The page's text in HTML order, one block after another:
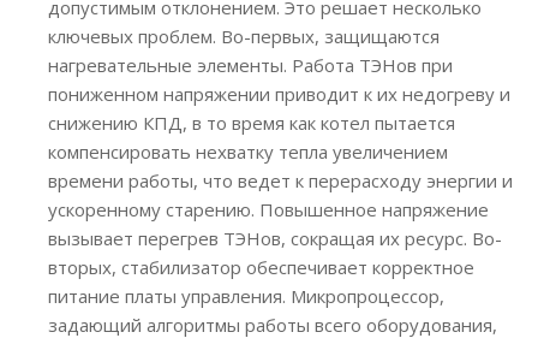
допустимым отклонением. Это решает несколько
ключевых проблем. Во-первых, защищаются
нагревательные элементы. Работа ТЭНов при
пониженном напряжении приводит к их недогреву и
снижению КПД, в то время как котел пытается
компенсировать нехватку тепла увеличением
времени работы, что ведет к перерасходу энергии и
ускоренному старению. Повышенное напряжение
вызывает перегрев ТЭНов, сокращая их ресурс. Во-
вторых, стабилизатор обеспечивает корректное
питание платы управления. Микропроцессор,
задающий алгоритмы работы всего оборудования,